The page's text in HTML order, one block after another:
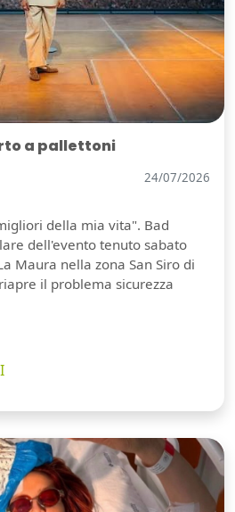
a pallettoni
24/07/2026
della mia vita". Bad
dell'evento tenuto sabato
Maura nella zona San Siro di
il problema sicurezza